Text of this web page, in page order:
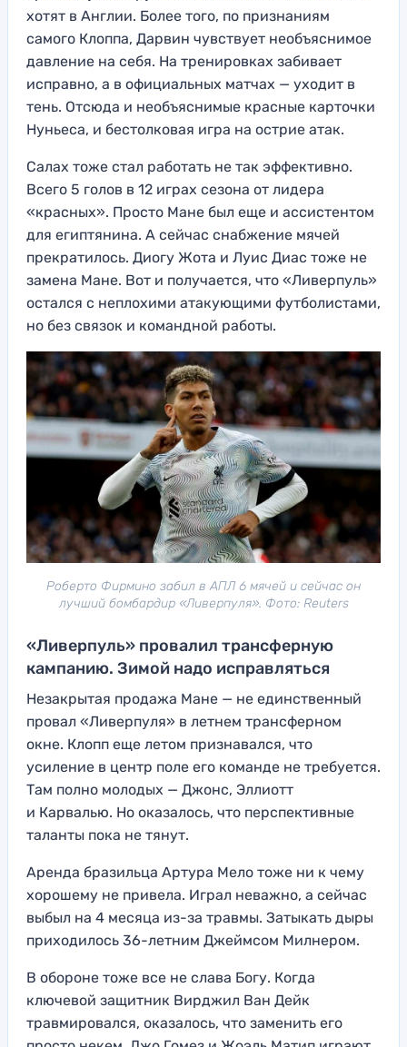
хотят в Англии. Более того, по признаниям
самого Клоппа, Дарвин чувствует необъяснимое
давление на себя. На тренировках забивает
исправно, а в официальных матчах — уходит в
тень. Отсюда и необъяснимые красные карточки
Нуньеса, и бестолковая игра на острие атак.
Салах тоже стал работать не так эффективно.
Всего 5 голов в 12 играх сезона от лидера
«красных». Просто Мане был еще и ассистентом
для египтянина. А сейчас снабжение мячей
прекратилось. Диогу Жота и Луис Диас тоже не
замена Мане. Вот и получается, что «Ливерпуль»
остался с неплохими атакующими футболистами,
но без связок и командной работы.
Роберто Фирмино забил в АПЛ 6 мячей и сейчас он
лучший бомбардир «Ливерпуля». Фото: Reuters
«Ливерпуль» провалил трансферную
кампанию. Зимой надо исправляться
Незакрытая продажа Мане — не единственный
провал «Ливерпуля» в летнем трансферном
окне. Клопп еще летом признавался, что
усиление в центр поле его команде не требуется.
Там полно молодых — Джонс, Эллиотт
и Карвалью. Но оказалось, что перспективные
таланты пока не тянут.
Аренда бразильца Артура Мело тоже ни к чему
хорошему не привела. Играл неважно, а сейчас
выбыл на 4 месяца из-за травмы. Затыкать дыры
приходилось 36-летним Джеймсом Милнером.
В обороне тоже все не слава Богу. Когда
ключевой защитник Вирджил Ван Дейк
травмировался, оказалось, что заменить его